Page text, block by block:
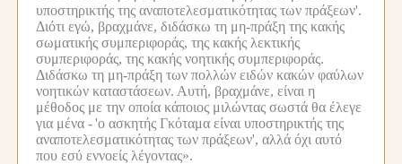
υποστηρικτής της αναποτελεσματικότητας των πράξεων'.
Διότι εγώ, βραχμάνε, διδάσκω τη μη-πράξη της κακής
σωματικής συμπεριφοράς, της κακής λεκτικής
συμπεριφοράς, της κακής νοητικής συμπεριφοράς.
Διδάσκω τη μη-πράξη των πολλών ειδών κακών φαύλων
νοητικών καταστάσεων. Αυτή, βραχμάνε, είναι η
μέθοδος με την οποία κάποιος μιλώντας σωστά θα έλεγε
για μένα -'ο ασκητής Γκόταμα είναι υποστηρικτής της
αναποτελεσματικότητας των πράξεων', αλλά όχι αυτό
που εσύ εννοείς λέγοντας».